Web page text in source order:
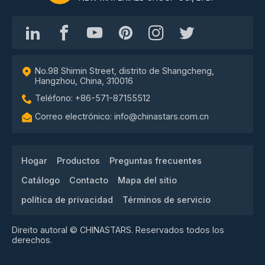
No.98 Shimin Street, distrito de Shangcheng,
Hangzhou, China, 310016
Teléfono: +86-571-87155512
Correo electrónico: info@chinastars.com.cn
Hogar Productos
Preguntas frecuentes
Catálogo
Contacto
Mapa del sitio
política de privacidad
Términos de servicio
Direito autoral © CHINASTARS. Reservados todos los
derechos.